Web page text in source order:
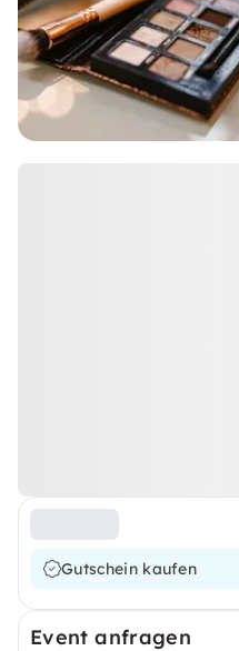
Gutschein kaufen
Event anfragen